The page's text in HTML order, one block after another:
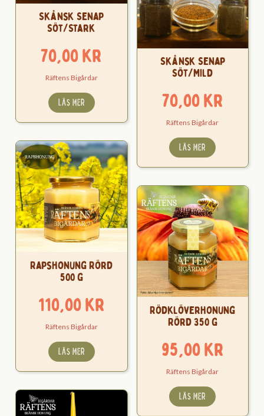
Skånsk Senap
Söt/Stark
70,00kr
Räftens Bigårdar
LÄS MER
Skånsk Senap
Söt/Mild
70,00kr
Räftens Bigårdar
LÄS MER
Rapshonung Rörd
500 g
110,00kr
Räftens Bigårdar
LÄS MER
Rödklöverhonung
Rörd 350 g
95,00kr
Räftens Bigårdar
LÄS MER